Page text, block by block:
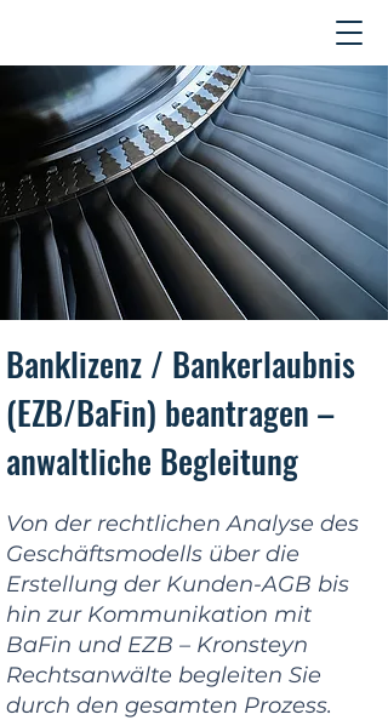
Banklizenz / Bankerlaubnis
(EZB/BaFin) beantragen –
anwaltliche Begleitung
Von der rechtlichen Analyse des
Geschäftsmodells über die
Erstellung der Kunden-AGB bis
hin zur Kommunikation mit
BaFin und EZB – Kronsteyn
Rechtsanwälte begleiten Sie
durch den gesamten Prozess.